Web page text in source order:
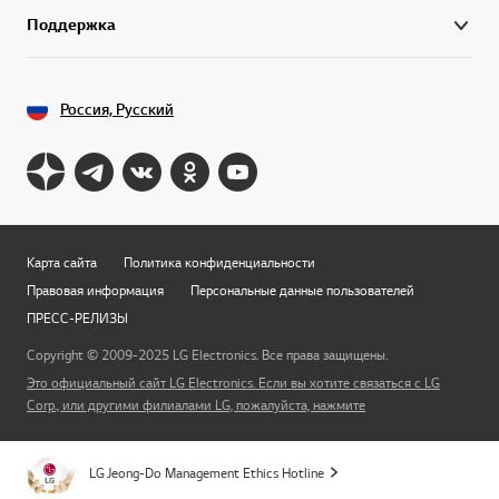
Поддержка
Россия, Русский
Карта сайта
Политика конфиденциальности
Правовая информация
Персональные данные пользователей
ПРЕСС-РЕЛИЗЫ
Copyright © 2009-2025 LG Electronics. Все права защищены.
Это официальный сайт LG Electronics. Если вы хотите связаться с LG
Corp., или другими филиалами LG, пожалуйста, нажмите
LG Jeong-Do Management Ethics Hotline